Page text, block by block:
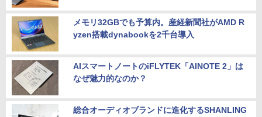
メモリ32GBでも予算内。産経新聞社がAMD R
yzen搭載dynabookを2千台導入
AIスマートノートのiFLYTEK「AINOTE 2」は
なぜ魅力的なのか？
総合オーディオブランドに進化するSHANLING